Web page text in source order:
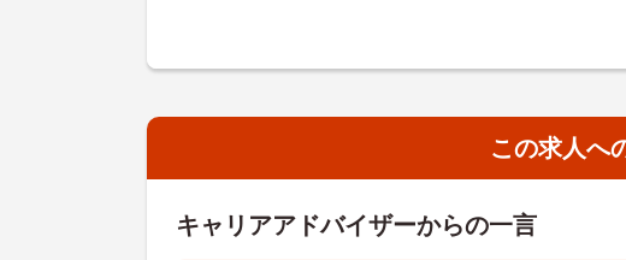
この求人へ
キャリアアドバイザーからの一言